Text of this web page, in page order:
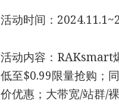
活动时间：
活动内容：RAKsmart
低至$0.99限量抢购；
价优惠；大带宽/站群/